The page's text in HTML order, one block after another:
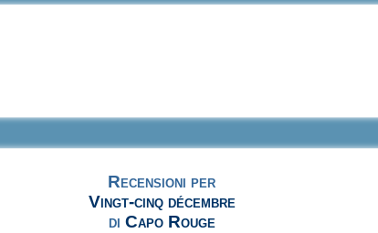
Recensioni per
Vingt-cinq décembre
di Capo Rouge